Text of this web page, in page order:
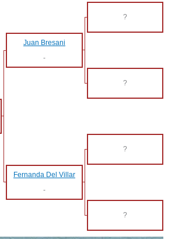
?
Juan Bresani
-
?
?
Fernanda Del Villar
-
?